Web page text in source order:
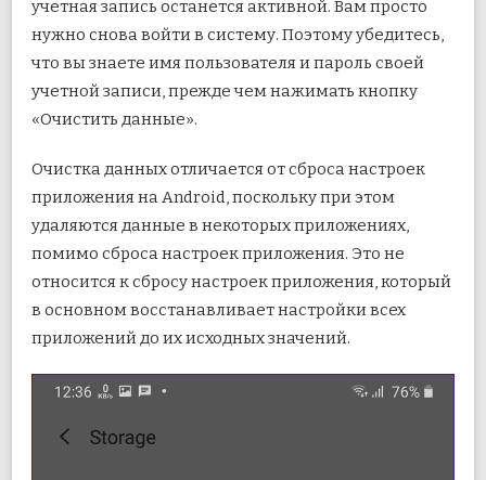
учетная запись останется активной. Вам просто
нужно снова войти в систему. Поэтому убедитесь,
что вы знаете имя пользователя и пароль своей
учетной записи, прежде чем нажимать кнопку
«Очистить данные».
Очистка данных отличается от сброса настроек
приложения на Android, поскольку при этом
удаляются данные в некоторых приложениях,
помимо сброса настроек приложения. Это не
относится к сбросу настроек приложения, который
в основном восстанавливает настройки всех
приложений до их исходных значений.